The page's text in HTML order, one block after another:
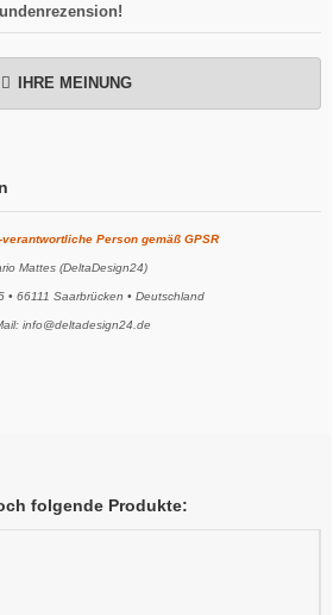
IHRE MEINUNG
Person gemäß GPSR
Mattes (DeltaDesign24)
• 66111 Saarbrücken • Deutschland
info@deltadesign24.de
folgende Produkte: